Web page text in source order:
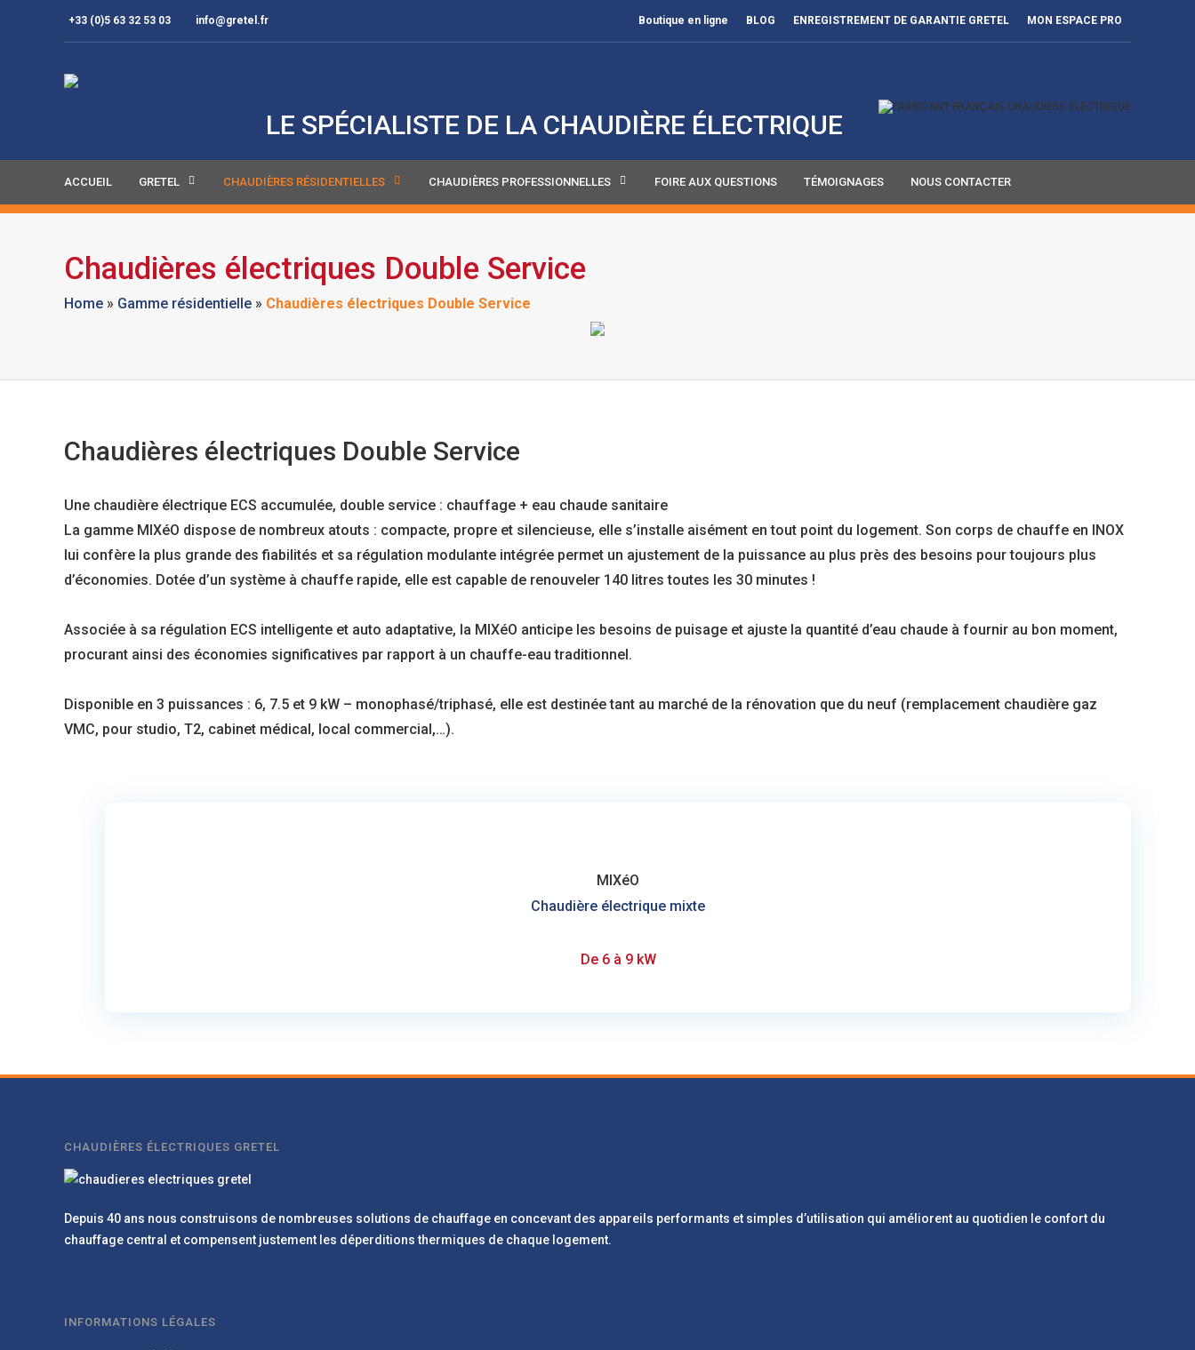
+33 (0)5 63 32 53 03 info@gretel.fr Boutique en ligne BLOG ENREGISTREMENT DE GARANTIE GRETEL MON ESPACE PRO
LE SPÉCIALISTE DE LA CHAUDIÈRE ÉLECTRIQUE
ACCUEIL GRETEL CHAUDIÈRES RÉSIDENTIELLES CHAUDIÈRES PROFESSIONNELLES FOIRE AUX QUESTIONS TÉMOIGNAGES NOUS CONTACTER
Chaudières électriques Double Service
Home » Gamme résidentielle » Chaudières électriques Double Service
Chaudières électriques Double Service
Une chaudière électrique ECS accumulée, double service : chauffage + eau chaude sanitaire
La gamme MIXéO dispose de nombreux atouts : compacte, propre et silencieuse, elle s’installe aisément en tout point du logement. Son corps de chauffe en INOX
lui confère la plus grande des fiabilités et sa régulation modulante intégrée permet un ajustement de la puissance au plus près des besoins pour toujours plus
d’économies. Dotée d’un système à chauffe rapide, elle est capable de renouveler 140 litres toutes les 30 minutes !
Associée à sa régulation ECS intelligente et auto adaptative, la MIXéO anticipe les besoins de puisage et ajuste la quantité d’eau chaude à fournir au bon moment,
procurant ainsi des économies significatives par rapport à un chauffe-eau traditionnel.
Disponible en 3 puissances : 6, 7.5 et 9 kW – monophasé/triphasé, elle est destinée tant au marché de la rénovation que du neuf (remplacement chaudière gaz
VMC, pour studio, T2, cabinet médical, local commercial,…).
MIXéO
Chaudière électrique mixte
De 6 à 9 kW
CHAUDIÈRES ÉLECTRIQUES GRETEL
Depuis 40 ans nous construisons de nombreuses solutions de chauffage en concevant des appareils performants et simples d’utilisation qui améliorent au quotidien le confort du
chauffage central et compensent justement les déperditions thermiques de chaque logement.
INFORMATIONS LÉGALES